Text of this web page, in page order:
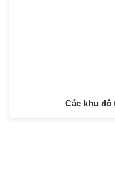
Các khu đô